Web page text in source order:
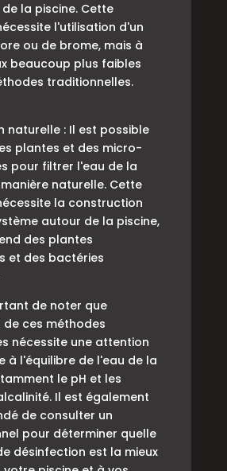
la piscine. Cette
l'utilisation d'un
ou de brome, mais à
beaucoup plus faibles
traditionnelles.
naturelle : Il est possible
plantes et des micro-
pour filtrer l'eau de la
naturelle. Cette
la construction
autour de la piscine,
des plantes
et des bactéries
de noter que
ces méthodes
nécessite une attention
à l'équilibre de l'eau de la
le pH et les
Il est également
de consulter un
pour déterminer quelle
désinfection est la mieux